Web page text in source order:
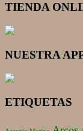
TIENDA
NUESTRA
ETIQUETAS